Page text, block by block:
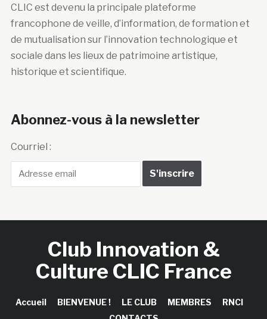
CLIC est devenu la principale plateforme
francophone de veille, d’information, de formation et
de mutualisation sur l’innovation technologique et
sociale dans les lieux de patrimoine artistique,
historique et scientifique.
Abonnez-vous à la newsletter
Courriel :
Club Innovation &
Culture CLIC France
Accueil BIENVENUE ! LE CLUB MEMBRES
RNCI